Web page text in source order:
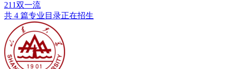
211双一流
共 4 篇专业目录正在招生